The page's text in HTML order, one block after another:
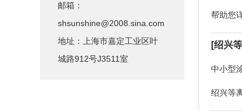
邮箱：
shsunshine@2008.sina.com
地址：上海市嘉定工业区叶
城路912号J3511室
帮助您
体胶。
[绍兴
中小型
绍兴等